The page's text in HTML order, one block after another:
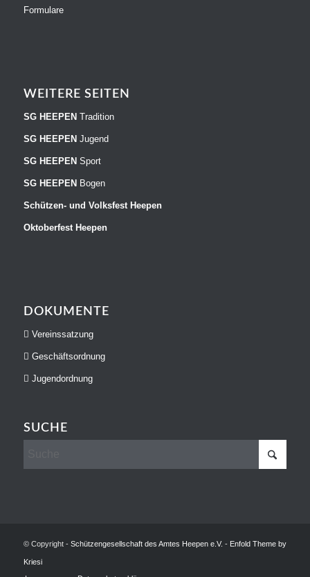
Formulare
WEITERE SEITEN
SG HEEPEN Tradition
SG HEEPEN Jugend
SG HEEPEN Sport
SG HEEPEN Bogen
Schützen- und Volksfest Heepen
Oktoberfest Heepen
DOKUMENTE
Vereinssatzung
Geschäftsordnung
Jugendordnung
SUCHE
© Copyright - Schützengesellschaft des Amtes Heepen e.V. - Enfold Theme by
Kriesi